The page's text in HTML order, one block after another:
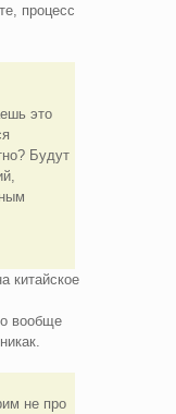
процесс
это
Будут
китайское
вообще
не про